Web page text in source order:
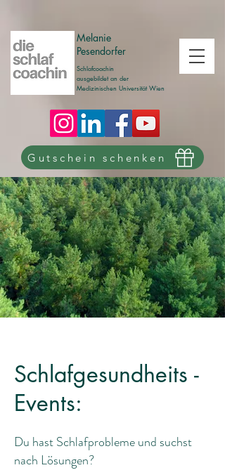
Schlafcoachin
ausgebildet an der
Medizinischen Universität Wien
Melanie
Pesendorfer
Gutschein schenken
Schlafgesundheits -
Events:
Du hast Schlafprobleme und suchst
nach Lösungen?